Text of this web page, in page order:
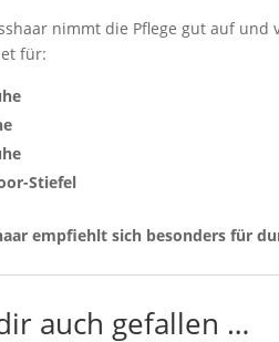
nimmt die Pflege gut auf
für:
Stiefel
empfiehlt sich besonders für
auch gefallen …